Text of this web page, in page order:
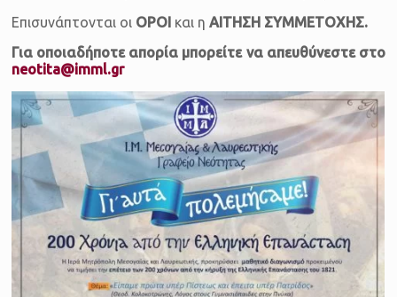
Επισυνάπτονται οι ΟΡΟΙ και ηΑΙΤΗΣΗ ΣΥΜΜΕΤΟΧΗΣ.
Για οποιαδήποτε απορία μπορείτε να απευθύνεστε στο
neotita@imml.gr